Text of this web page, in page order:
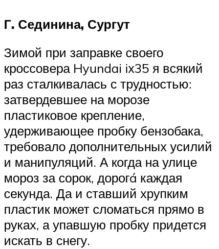
Г. Сединина, Сургут
Зимой при заправке своего
кроссовера Hyundai iх35 я всякий
раз сталкивалась с трудностью:
затвердевшее на морозе
пластиковое крепление,
удерживающее пробку бензобака,
требовало дополнительных усилий
и манипуляций. А когда на улице
мороз за сорок, дорогá каждая
секунда. Да и ставший хрупким
пластик может сломаться прямо в
руках, а упавшую пробку придется
искать в снегу.